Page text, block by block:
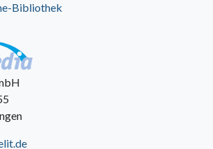
Bibliothek